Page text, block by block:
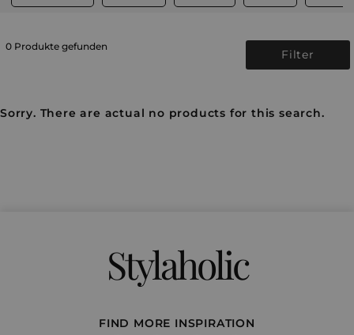
0 Produkte gefunden
Filter
Sorry. There are actual no products for this search.
Stylaholic
FIND MORE INSPIRATION